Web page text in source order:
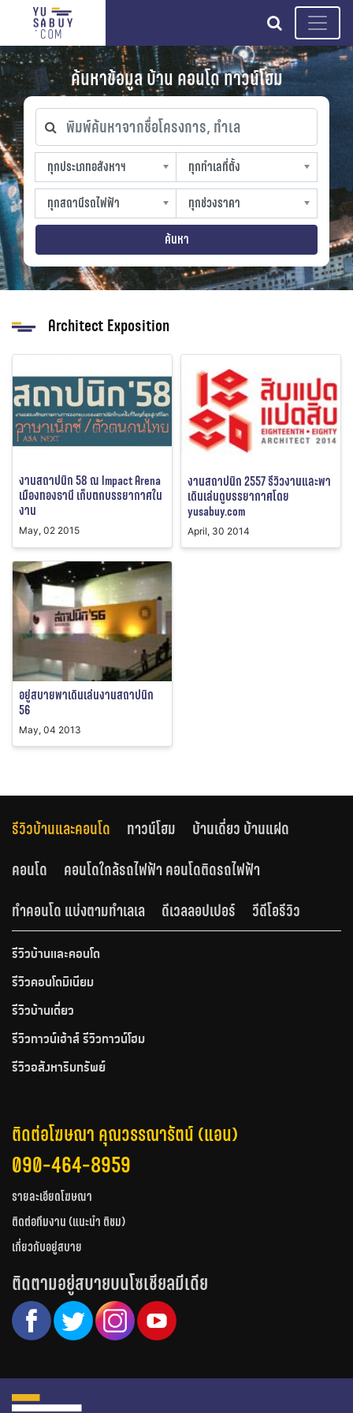
search
ค้นหาข้อมูล บ้าน คอนโด ทาวน์โฮม
พิมพ์ค้นหาจากชื่อโครงการ, ทำเล
ทุกประเภทอสังหาฯ
ทุกประเภทอสังหาฯ
sproperty
ทุกทำเลที่ตั้ง
ทุกทำเลที่ตั้ง
slocation
ทุกสถานีรถไฟฟ้า
ทุกสถานีรถไฟฟ้า
strain-station
ทุกช่วงราคา
ทุกช่วงราคา
sprice
ค้นหา
Architect Exposition
งานสถาปนิก 58 ณ Impact Arena
เมืองทองธานี เก็บตกบรรยากาศใน
งาน
May, 02 2015
งานสถาปนิก 2557 รีวิวงานและพา
เดินเล่นดูบรรยากาศโดย
yusabuy.com
April, 30 2014
อยู่สบายพาเดินเล่นงานสถาปนิก
56
May, 04 2013
รีวิวบ้านและคอนโด ทาวน์โฮม
บ้านเดี่ยว บ้านแฝด
คอนโด
คอนโดใกล้รถไฟฟ้า คอนโดติดรถไฟฟ้า
ทำคอนโด แบ่งตามทำเลเล
ดีเวลลอปเปอร์ วีดีโอรีวิว
รีวิวบ้านและคอนโด
รีวิวคอนโดมิเนียม
รีวิวบ้านเดี่ยว
รีวิวทาวน์เฮ้าส์ รีวิวทาวน์โฮม
รีวิวอสังหาริมทรัพย์
ติดต่อโฆษณา คุณวรรณารัตน์ (แอน)
090-464-8959
รายละเอียดโฆษณา
ติดต่อทีมงาน (แนะนำ ติชม)
เกี่ยวกับอยู่สบาย
ติดตามอยู่สบายบนโซเชียลมีเดีย